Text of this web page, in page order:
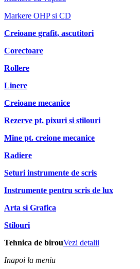
Markere OHP si CD
Creioane grafit, ascutitori
Corectoare
Rollere
Linere
Creioane mecanice
Rezerve pt. pixuri si stilouri
Mine pt. creione mecanice
Radiere
Seturi instrumente de scris
Instrumente pentru scris de lux
Arta si Grafica
Stilouri
Tehnica de birouVezi detalii
Inapoi la meniu